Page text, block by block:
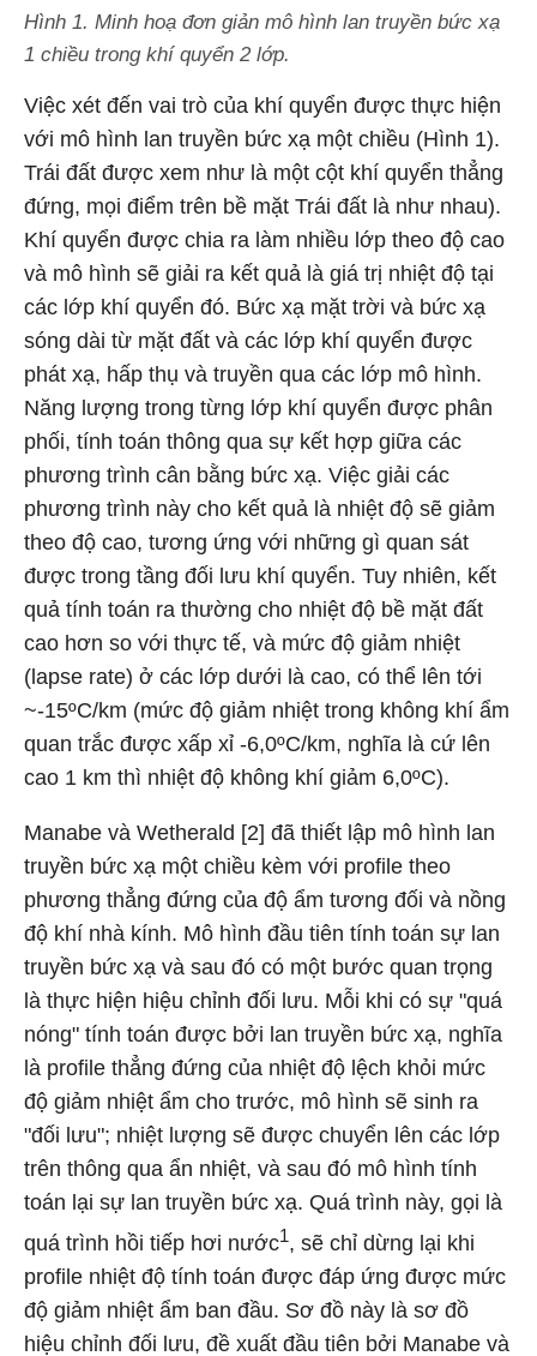
Hình 1. Minh hoạ đơn giản mô hình lan truyền bức xạ
1 chiều trong khí quyển 2 lớp.
Việc xét đến vai trò của khí quyển được thực hiện
với mô hình lan truyền bức xạ một chiều (Hình 1).
Trái đất được xem như là một cột khí quyển thẳng
đứng, mọi điểm trên bề mặt Trái đất là như nhau).
Khí quyển được chia ra làm nhiều lớp theo độ cao
và mô hình sẽ giải ra kết quả là giá trị nhiệt độ tại
các lớp khí quyển đó. Bức xạ mặt trời và bức xạ
sóng dài từ mặt đất và các lớp khí quyển được
phát xạ, hấp thụ và truyền qua các lớp mô hình.
Năng lượng trong từng lớp khí quyển được phân
phối, tính toán thông qua sự kết hợp giữa các
phương trình cân bằng bức xạ. Việc giải các
phương trình này cho kết quả là nhiệt độ sẽ giảm
theo độ cao, tương ứng với những gì quan sát
được trong tầng đối lưu khí quyển. Tuy nhiên, kết
quả tính toán ra thường cho nhiệt độ bề mặt đất
cao hơn so với thực tế, và mức độ giảm nhiệt
(lapse rate) ở các lớp dưới là cao, có thể lên tới
~-15ºC/km (mức độ giảm nhiệt trong không khí ẩm
quan trắc được xấp xỉ -6,0ºC/km, nghĩa là cứ lên
cao 1 km thì nhiệt độ không khí giảm 6,0ºC).
Manabe và Wetherald [2] đã thiết lập mô hình lan
truyền bức xạ một chiều kèm với profile theo
phương thẳng đứng của độ ẩm tương đối và nồng
độ khí nhà kính. Mô hình đầu tiên tính toán sự lan
truyền bức xạ và sau đó có một bước quan trọng
là thực hiện hiệu chỉnh đối lưu. Mỗi khi có sự "quá
nóng" tính toán được bởi lan truyền bức xạ, nghĩa
là profile thẳng đứng của nhiệt độ lệch khỏi mức
độ giảm nhiệt ẩm cho trước, mô hình sẽ sinh ra
"đối lưu"; nhiệt lượng sẽ được chuyển lên các lớp
trên thông qua ẩn nhiệt, và sau đó mô hình tính
toán lại sự lan truyền bức xạ. Quá trình này, gọi là
quá trình hồi tiếp hơi nước1, sẽ chỉ dừng lại khi
profile nhiệt độ tính toán được đáp ứng được mức
độ giảm nhiệt ẩm ban đầu. Sơ đồ này là sơ đồ
hiệu chỉnh đối lưu, đề xuất đầu tiên bởi Manabe và